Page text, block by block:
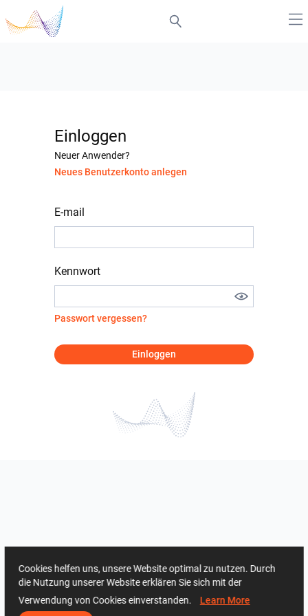
Einloggen
Neuer Anwender?
Neues Benutzerkonto anlegen
E-mail
Kennwort
Passwort vergessen?
Einloggen
Cookies helfen uns, unsere Website optimal zu nutzen. Durch
die Nutzung unserer Website erklären Sie sich mit der
Verwendung von Cookies einverstanden. Learn More